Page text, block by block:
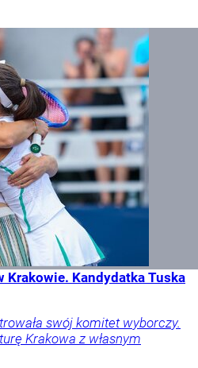
Krakowie. Kandydatka Tuska
swój komitet wyborczy.
Krakowa z własnym